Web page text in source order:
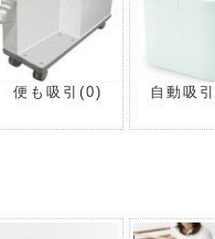
便も吸引 (0) 自動吸引